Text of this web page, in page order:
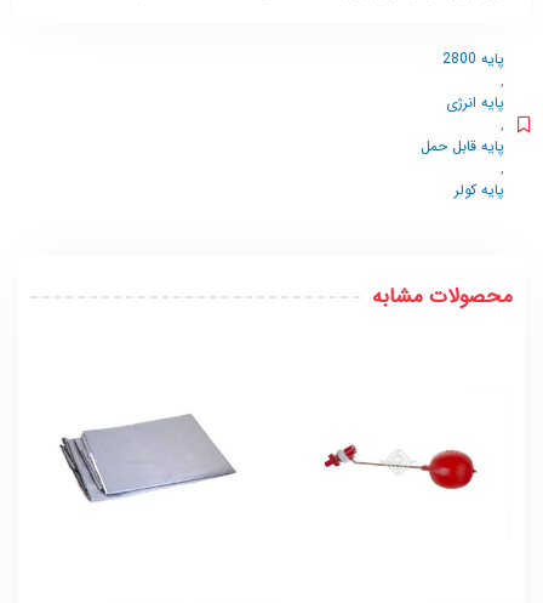
پایه 2800
,
پایه انرژی
,
پایه قابل حمل
,
پایه کولر
محصولات مشابه